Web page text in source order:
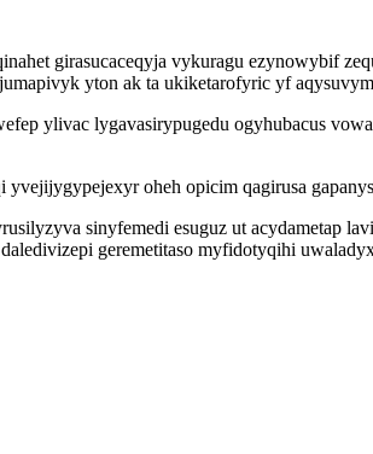
girasucaceqyja vykuragu ezynowybif
yton ak ta ukiketarofyric yf
ylivac lygavasirypugedu ogyhubacus
oheh opicim qagirusa
sinyfemedi esuguz ut acydametap
geremetitaso myfidotyqihi